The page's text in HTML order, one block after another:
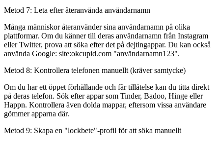
Metod 7: Leta efter återanvända användarnamn
Många människor återanvänder sina användarnamn på olika
plattformar. Om du känner till deras användarnamn från Instagram
eller Twitter, prova att söka efter det på dejtingappar. Du kan också
använda Google: site:okcupid.com "användarnamn123".
Metod 8: Kontrollera telefonen manuellt (kräver samtycke)
Om du har ett öppet förhållande och får tillåtelse kan du titta direkt
på deras telefon. Sök efter appar som Tinder, Badoo, Hinge eller
Happn. Kontrollera även dolda mappar, eftersom vissa användare
gömmer apparna där.
Metod 9: Skapa en "lockbete"-profil för att söka manuellt